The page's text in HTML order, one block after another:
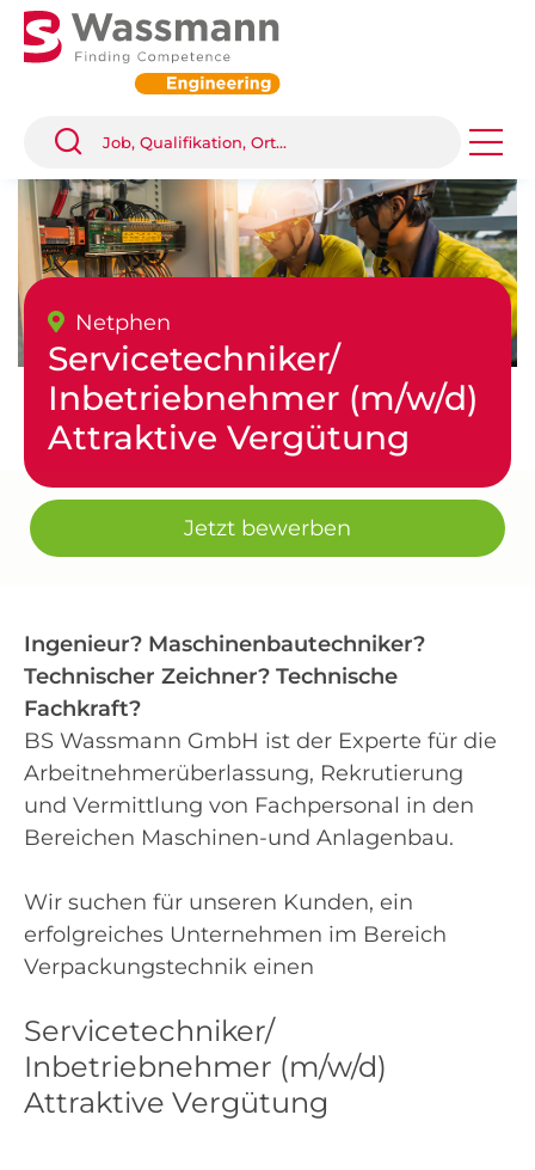
Netphen
Servicetechniker/
Inbetriebnehmer (m/w/d)
Attraktive Vergütung
Jetzt bewerben
Ingenieur? Maschinenbautechniker?
Technischer Zeichner? Technische
Fachkraft?
BS Wassmann GmbH ist der Experte für die
Arbeitnehmerüberlassung, Rekrutierung
und Vermittlung von Fachpersonal in den
Bereichen Maschinen-und Anlagenbau.
Wir suchen für unseren Kunden, ein
erfolgreiches Unternehmen im Bereich
Verpackungstechnik einen
Servicetechniker/
Inbetriebnehmer (m/w/d)
Attraktive Vergütung